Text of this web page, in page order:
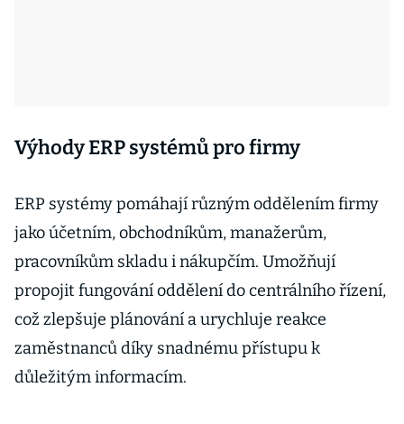
Výhody ERP systémů pro firmy
ERP systémy pomáhají různým oddělením firmy
jako účetním, obchodníkům, manažerům,
pracovníkům skladu i nákupčím. Umožňují
propojit fungování oddělení do centrálního řízení,
což zlepšuje plánování a urychluje reakce
zaměstnanců díky snadnému přístupu k
důležitým informacím.